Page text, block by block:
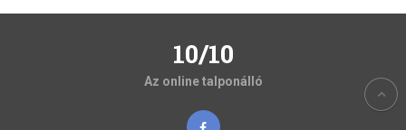
10/10
Az online talponálló